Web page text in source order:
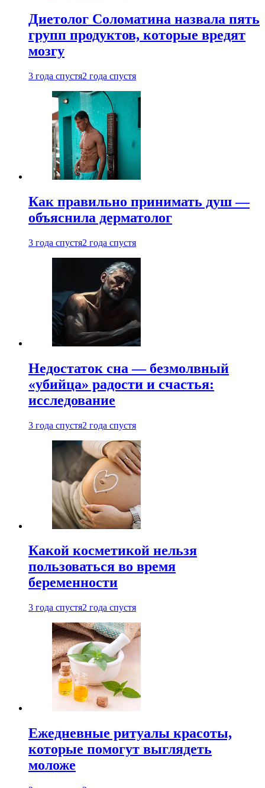
Диетолог Соломатина назвала пять
групп продуктов, которые вредят
мозгу
3 года спустя2 года спустя
Как правильно принимать душ —
объяснила дерматолог
3 года спустя2 года спустя
Недостаток сна — безмолвный
«убийца» радости и счастья:
исследование
3 года спустя2 года спустя
Какой косметикой нельзя
пользоваться во время
беременности
3 года спустя2 года спустя
Ежедневные ритуалы красоты,
которые помогут выглядеть
моложе